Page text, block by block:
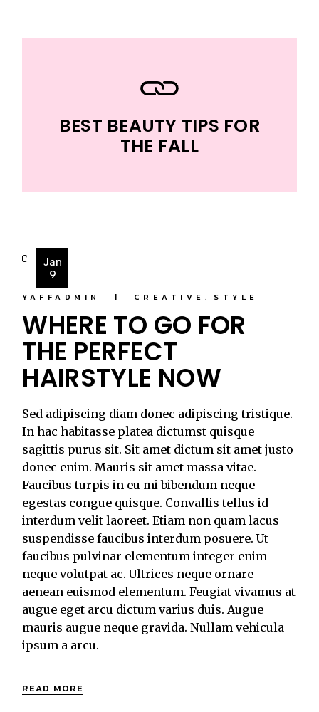
BEST BEAUTY TIPS FOR
THE FALL
Jan
9
YAFFADMIN CREATIVE STYLE
WHERE TO GO FOR
THE PERFECT
HAIRSTYLE NOW
Sed adipiscing diam donec adipiscing tristique.
In hac habitasse platea dictumst quisque
sagittis purus sit. Sit amet dictum sit amet justo
donec enim. Mauris sit amet massa vitae.
Faucibus turpis in eu mi bibendum neque
egestas congue quisque. Convallis tellus id
interdum velit laoreet. Etiam non quam lacus
suspendisse faucibus interdum posuere. Ut
faucibus pulvinar elementum integer enim
neque volutpat ac. Ultrices neque ornare
aenean euismod elementum. Feugiat vivamus at
augue eget arcu dictum varius duis. Augue
mauris augue neque gravida. Nullam vehicula
ipsum a arcu.
READ MORE